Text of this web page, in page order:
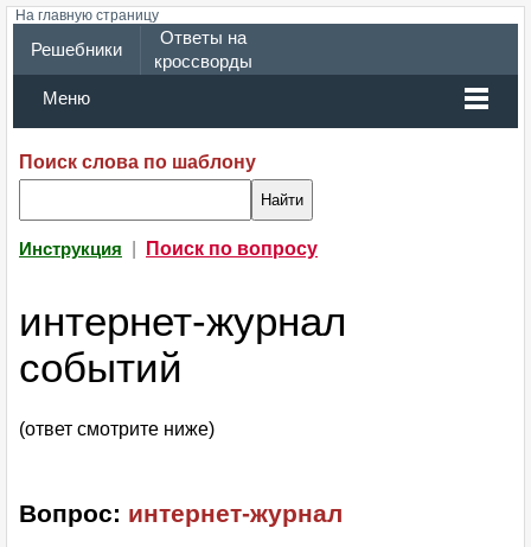
На главную страницу
Решебники
Ответы на
кроссворды
Меню
Поиск слова по шаблону
Инструкция Поиск по вопросу
интернет-журнал
событий
(ответ смотрите ниже)
Вопрос: интернет-журнал